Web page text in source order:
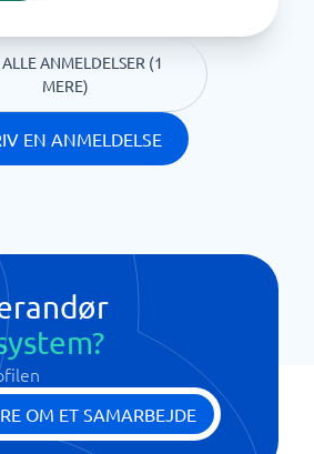
ANMELDELSER (1
MERE)
EN ANMELDELSE
OM ET SAMARBEJDE